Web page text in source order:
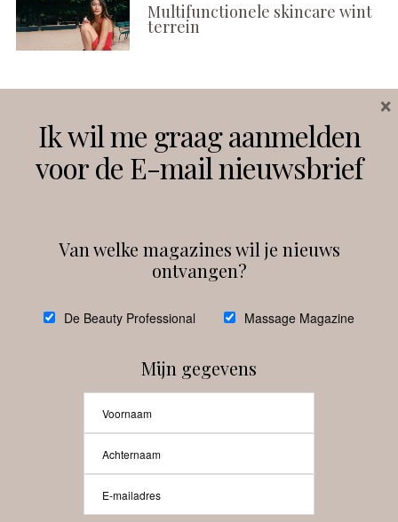
Multifunctionele skincare wint
terrein
Instagram Facebook
debeautyprofessional
Beauty-Pro.nl
Ik wil me graag aanmelden
voor de E-mail nieuwsbrief
Van welke magazines wil je nieuws
ontvangen?
De Beauty Professional Massage Magazine
Mijn gegevens
×